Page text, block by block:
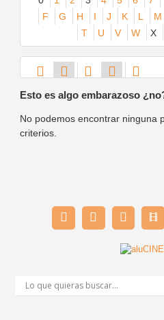
F
G H I J K L M
T
U V W X
Esto es algo embarazoso
No podemos encontrar ninguna
criterios.